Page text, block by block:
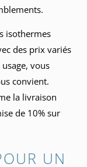
isothermes
des prix variés
vous
convient.
la livraison
de 10% sur
UN